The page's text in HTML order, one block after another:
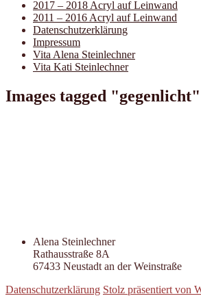
2017 – 2018 Acryl auf Leinwand
2011 – 2016 Acryl auf Leinwand
Datenschutzerklärung
Impressum
Vita Alena Steinlechner
Vita Kati Steinlechner
Images tagged "gegenlicht"
Alena Steinlechner
Rathausstraße 8A
67433 Neustadt an der Weinstraße
Datenschutzerklärung Stolz präsentiert von